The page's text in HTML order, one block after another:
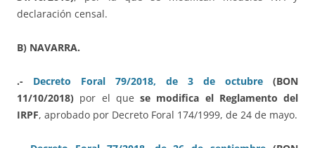
declaración censal.
B) NAVARRA.
.- Decreto Foral 79/2018, de 3 de octubre (BON
11/10/2018) por el que se modifica el Reglamento del
IRPF, aprobado por Decreto Foral 174/1999, de 24 de mayo.